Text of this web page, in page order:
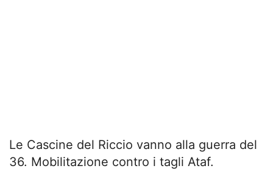
Le Cascine del Riccio vanno alla guerra del
36. Mobilitazione contro i tagli Ataf.